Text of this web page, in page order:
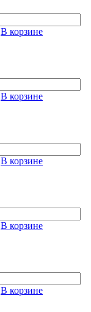
В корзине
В корзине
В корзине
В корзине
В корзине